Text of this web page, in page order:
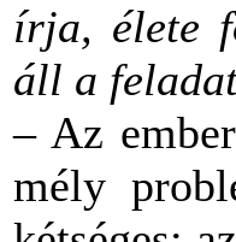
írja, élete
áll a
– Az
mély